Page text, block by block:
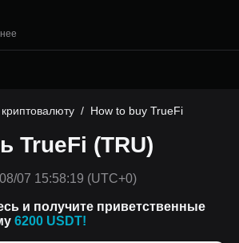
криптовалюту / How to buy TrueFi
TrueFi (TRU)
07 15:58:19 (UTC+0)
и получите приветственные
6200 USDT!